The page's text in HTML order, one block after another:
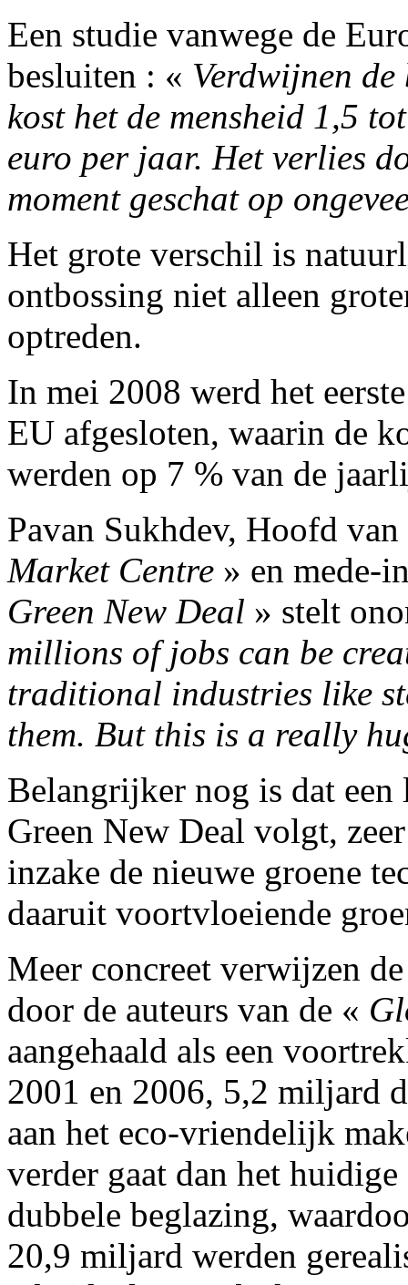
Een studie vanwege de
besluiten : « Verdwijnen
kost het de mensheid 1,5
euro per jaar. Het verlies
moment geschat op
Het grote verschil is
ontbossing niet alleen
optreden.
In mei 2008 werd het
EU afgesloten, waarin de
werden op 7 % van de
Pavan Sukhdev, Hoofd
Market Centre » en mede-
Green New Deal » stelt
millions of jobs can be
traditional industries like
them. But this is a really
Belangrijker nog is dat
Green New Deal volgt,
inzake de nieuwe groene
daaruit voortvloeiende
Meer concreet verwijzen
door de auteurs van de «
aangehaald als een
2001 en 2006, 5,2 miljard
aan het eco-vriendelijk
verder gaat dan het
dubbele beglazing,
20,9 miljard werden